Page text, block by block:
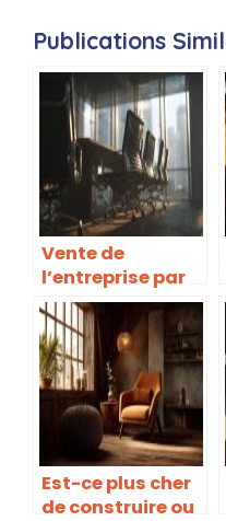
Publications
Vente de
l’entreprise par
mon patron :
quels sont mes
droits en tant
que salarié ?
Est-ce plus cher
de construire ou